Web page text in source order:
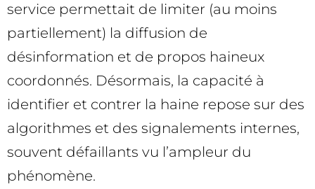
service permettait de limiter (au moins
partiellement) la diffusion de
désinformation et de propos haineux
coordonnés. Désormais, la capacité à
identifier et contrer la haine repose sur des
algorithmes et des signalements internes,
souvent défaillants vu l’ampleur du
phénomène.